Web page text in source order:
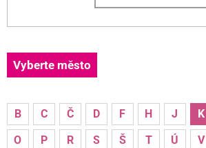
Vyberte město
B C Č D F H J K
O
P R S Š T Ú V